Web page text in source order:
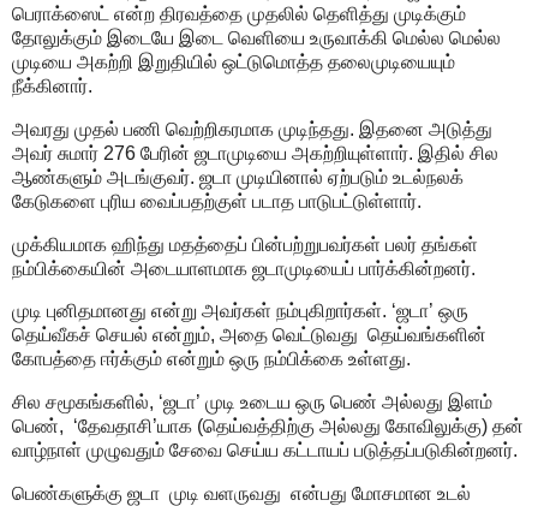
பெராக்ஸைட் என்ற திரவத்தை முதலில் தெளித்து முடிக்கும்
தோலுக்கும் இடையே இடை வெளியை உருவாக்கி மெல்ல மெல்ல
முடியை அகற்றி இறுதியில் ஒட்டுமொத்த தலைமுடியையும்
நீக்கினார்.
அவரது முதல் பணி வெற்றிகரமாக முடிந்தது. இதனை அடுத்து
அவர் சுமார் 276 பேரின் ஜடாமுடியை அகற்றியுள்ளார். இதில் சில
ஆண்களும் அடங்குவர். ஜடா முடியினால் ஏற்படும் உடல்நலக்
கேடுகளை புரிய வைப்பதற்குள் படாத பாடுபட்டுள்ளார்.
முக்கியமாக ஹிந்து மதத்தைப் பின்பற்றுபவர்கள் பலர் தங்கள்
நம்பிக்கையின் அடையாளமாக ஜடாமுடியைப் பார்க்கின்றனர்.
முடி புனிதமானது என்று அவர்கள் நம்புகிறார்கள். ‘ஜடா’ ஒரு
தெய்வீகச் செயல் என்றும், அதை வெட்டுவது தெய்வங்களின்
கோபத்தை ஈர்க்கும் என்றும் ஒரு நம்பிக்கை உள்ளது.
சில சமூகங்களில், ‘ஜடா’ முடி உடைய ஒரு பெண் அல்லது இளம்
பெண், ‘தேவதாசி’யாக (தெய்வத்திற்கு அல்லது கோவிலுக்கு) தன்
வாழ்நாள் முழுவதும் சேவை செய்ய கட்டாயப் படுத்தப்படுகின்றனர்.
பெண்களுக்கு ஜடா முடி வளருவது என்பது மோசமான உடல்